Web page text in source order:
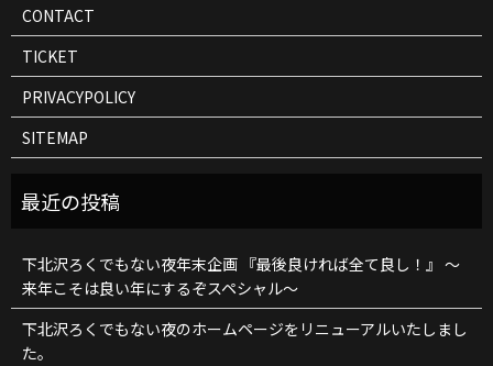
CONTACT
TICKET
PRIVACYPOLICY
SITEMAP
下北沢ろくでもない夜年末企画 『最後良ければ全て良し！』 ～
来年こそは良い年にするぞスペシャル～
下北沢ろくでもない夜のホームページをリニューアルいたしまし
た。